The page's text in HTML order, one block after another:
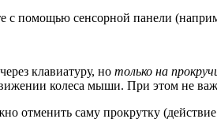
с помощью сенсорной панели
клавиатуру, но только на
колеса мыши. При этом не
отменить саму прокрутку (действие